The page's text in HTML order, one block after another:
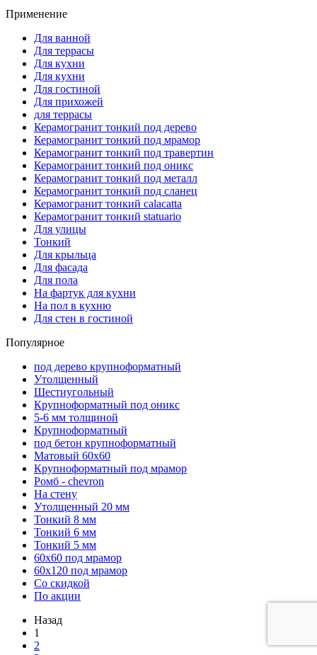
Применение
Для ванной
Для террасы
Для кухни
Для кухни
Для гостиной
Для прихожей
для террасы
Керамогранит тонкий под дерево
Керамогранит тонкий под мрамор
Керамогранит тонкий под травертин
Керамогранит тонкий под оникс
Керамогранит тонкий под металл
Керамогранит тонкий под сланец
Керамогранит тонкий calacatta
Керамогранит тонкий statuario
Для улицы
Тонкий
Для крыльца
Для фасада
Для пола
На фартук для кухни
На пол в кухню
Для стен в гостиной
Популярное
под дерево крупноформатный
Утолщенный
Шестиугольный
Крупноформатный под оникс
5-6 мм толщиной
Крупноформатный
под бетон крупноформатный
Матовый 60х60
Крупноформатный под мрамор
Ромб - chevron
На стену
Утолщенный 20 мм
Тонкий 8 мм
Тонкий 6 мм
Тонкий 5 мм
60х60 под мрамор
60х120 под мрамор
Со скидкой
По акции
Назад
1
2